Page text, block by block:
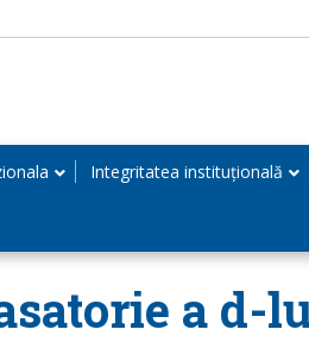
Integritatea instituțională
a d-